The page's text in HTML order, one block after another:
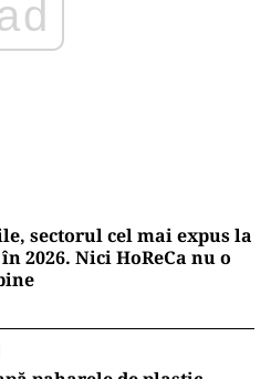
sectorul cel mai expus la
2026. Nici HoReCa nu o